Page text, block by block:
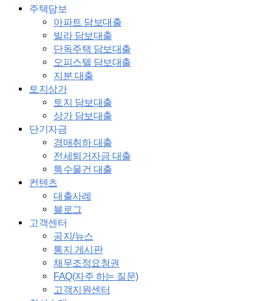
주택담보
아파트 담보대출
빌라 담보대출
단독주택 담보대출
오피스텔 담보대출
지분 대출
토지상가
토지 담보대출
상가 담보대출
단기자금
경매취하 대출
전세퇴거자금 대출
특수물건 대출
컨텐츠
대출사례
블로그
고객센터
공지/뉴스
통지 게시판
채무조정요청권
FAQ(자주 하는 질문)
고객지원센터